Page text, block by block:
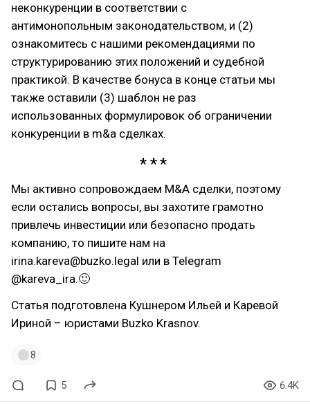
неконкуренции в соответствии с
антимонопольным законодательством, и (2)
ознакомитесь с нашими рекомендациями по
структурированию этих положений и судебной
практикой. В качестве бонуса в конце статьи мы
также оставили (3) шаблон не раз
использованных формулировок об ограничении
конкуренции в m&a сделках.
Мы активно сопровождаем M&A сделки, поэтому
если остались вопросы, вы захотите грамотно
привлечь инвестиции или безопасно продать
компанию, то пишите нам на
irina.kareva@buzko.legal или в Telegram
@kareva_ira.🙂
Статья подготовлена Кушнером Ильей и Каревой
Ириной – юристами Buzko Krasnov.
8
5 6.4K